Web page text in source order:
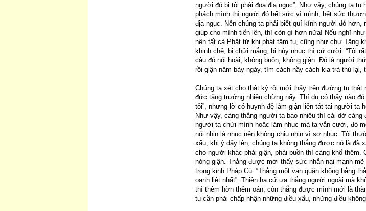
người đó bị tội phải đọa địa ngục”. Như vậy, chúng ta
phách mình thì người đó hết sức vì mình, hết sức
địa ngục. Nên chúng ta phải biết quí kính người đó hơn,
giúp cho mình tiến lên, thì còn gì hơn nữa! Nếu nghĩ
nên tất cả Phật tử khi phát tâm tu, cũng như chư Tăng
khinh chê, bị chửi mắng, bị hủy nhục thì cứ cười: “Tôi
câu đó nói hoài, không buồn, không giận. Đó là người
rồi giận năm bảy ngày, tìm cách nầy cách kia trả thù lại,
Chúng ta xét cho thật kỷ rồi mới thấy trên đường tu thật
đức tăng trưởng nhiều chừng nấy. Thí dụ có thầy nào
tôi”, nhưng lỡ có huynh đệ làm giận liền tát tai người ta
Như vậy, càng thắng người ta bao nhiêu thì cái dở càng
người ta chửi mình hoặc làm nhục mà ta vẫn cười, đó
nói nhịn là nhục nên không chịu nhịn vì sợ nhục. Tôi
xấu, khi ý dấy lên, chúng ta không thắng được nó là đã
cho người khác phải giận, phải buồn thì càng khổ
nóng giận. Thắng được mới thấy sức nhẫn nại mạnh
trong kinh Pháp Cú: “Thắng một vạn quân không bằng
oanh liệt nhất”. Thiên hạ cứ ưa thắng người ngoài mà
thì thêm hờn thêm oán, còn thắng được mình mới là
tu cần phải chấp nhận những điều xấu, những điều